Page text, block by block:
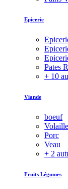
Epicerie
Pates
+ 10
Viande
boeuf
Porc
Veau
+ 2
Fruits Légumes